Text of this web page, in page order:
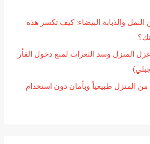
النمل والذبابة البيضاء: كيف تكسر هذه
المنزل وسد الثغرات لمنع دخول الفأر
المنزل طبيعياً وبأمان دون استخدام